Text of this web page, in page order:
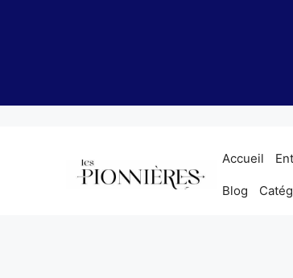
Accueil
Blog